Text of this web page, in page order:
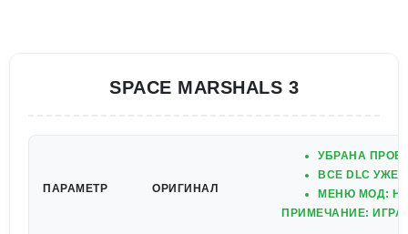
SPACE MARSHALS 3
ПАРАМЕТР ОРИГИНАЛ
УБРАНА
ВСЕ DLC УЖЕ
МЕНЮ МОД:
ПРИМЕЧАНИЕ: ИГРА